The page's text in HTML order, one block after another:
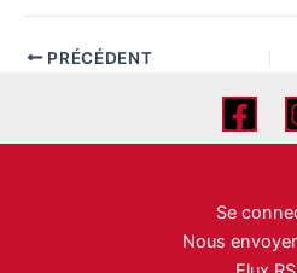
PRÉCÉDENT
Se
Nous